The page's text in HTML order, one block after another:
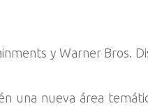
y Warner Bros.
una nueva área